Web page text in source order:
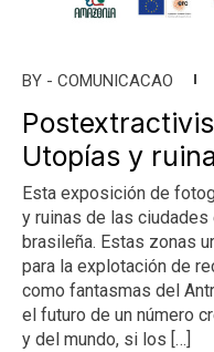
BY - COMUNICACAO
Utopías y
Esta exposición de
y ruinas de las
brasileña. Estas zonas
para la explotación de
como fantasmas del
el futuro de un número
y del mundo, si los […]